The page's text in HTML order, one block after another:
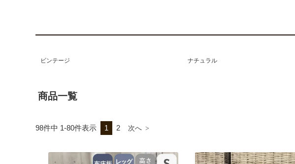
ビンテージ ナチュラル
商品一覧
98件中 1-80件表示 1 2